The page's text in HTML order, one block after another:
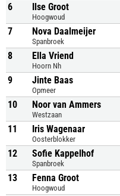
6 Ilse Groot
Hoogwoud
7 Nova Daalmeijer
Spanbroek
8 Ella Vriend
Hoorn Nh
9 Jinte Baas
Opmeer
10 Noor van Ammers
Westzaan
11 Iris Wagenaar
Oosterblokker
12 Sofie Kappelhof
Spanbroek
13 Fenna Groot
Hoogwoud